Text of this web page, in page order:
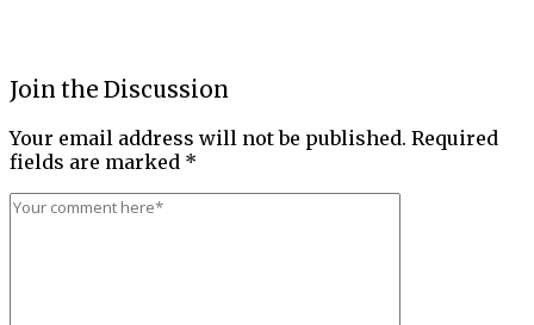
Join the Discussion
Your email address will not be published. Required
fields are marked *